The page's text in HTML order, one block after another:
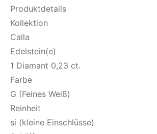
Produktdetails
Kollektion
Calla
Edelstein(e)
1 Diamant 0,23 ct.
Farbe
G (Feines Weiß)
Reinheit
si (kleine Einschlüsse)